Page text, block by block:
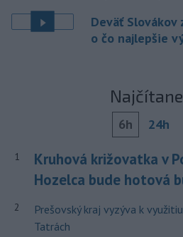
Deväť Slovákov
o čo najlepšie
6h 24h
1
Kruhová križovatka v
Hozelca bude hotová
2
Prešovský kraj vyzýva k
Tatrách